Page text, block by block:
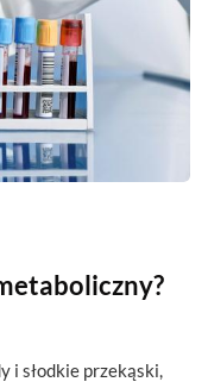
i słodkie przekąski,